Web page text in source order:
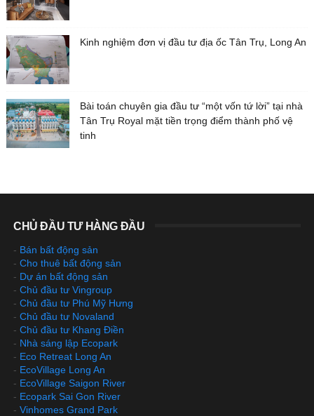
Kinh nghiệm đơn vị đầu tư địa ốc Tân Trụ, Long An
Bài toán chuyên gia đầu tư “một vốn tứ lời” tại nhà
Tân Trụ Royal mặt tiền trọng điểm thành phố vệ
tinh
CHỦ ĐẦU TƯ HÀNG ĐẦU
- Bán bất động sản
- Cho thuê bất động sản
- Dự án bất động sản
- Chủ đầu tư Vingroup
- Chủ đầu tư Phú Mỹ Hưng
- Chủ đầu tư Novaland
- Chủ đầu tư Khang Điền
- Nhà sáng lập Ecopark
- Eco Retreat Long An
- EcoVillage Long An
- EcoVillage Saigon River
- Ecopark Sai Gon River
- Vinhomes Grand Park